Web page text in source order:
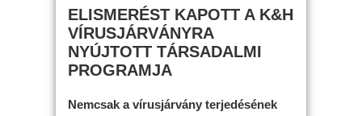
ELISMERÉST KAPOTT A K&H
VÍRUSJÁRVÁNYRA
NYÚJTOTT TÁRSADALMI
PROGRAMJA
Nemcsak a vírusjárvány terjedésének